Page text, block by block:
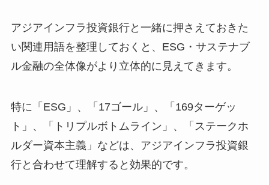
アジアインフラ投資銀行と一緒に押さえておきた
い関連用語を整理しておくと、ESG・サステナブ
ル金融の全体像がより立体的に見えてきます。
特に「ESG」、「17ゴール」、「169ターゲッ
ト」、「トリプルボトムライン」、「ステークホ
ルダー資本主義」などは、アジアインフラ投資銀
行と合わせて理解すると効果的です。